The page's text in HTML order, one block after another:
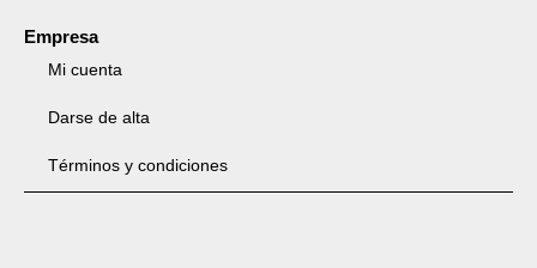
Empresa
Mi cuenta
Darse de alta
Términos y condiciones